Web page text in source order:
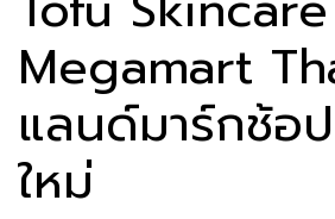
Megamart
แลนด์มาร์กช้อ
ใหม่